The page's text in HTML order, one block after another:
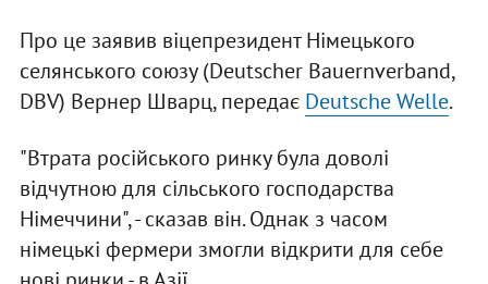
Про це заявив віцепрезидент Німецького
селянського союзу (Deutscher Bauernverband,
DBV) Вернер Шварц, передає Deutsche Welle.
"Втрата російського ринку була доволі
відчутною для сільського господарства
Німеччини", - сказав він. Однак з часом
німецькі фермери змогли відкрити для себе